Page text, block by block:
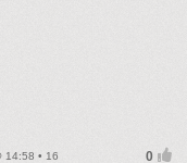
14:58 • 16